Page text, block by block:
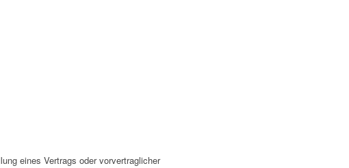
eines Vertrags oder vorvertraglicher